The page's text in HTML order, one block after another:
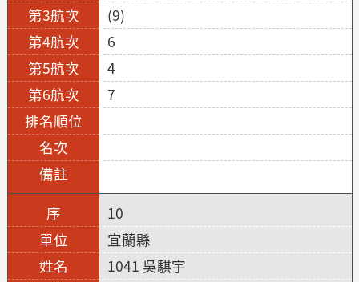
(9)
6
4
7
10
宜蘭縣
1041 吳騏宇